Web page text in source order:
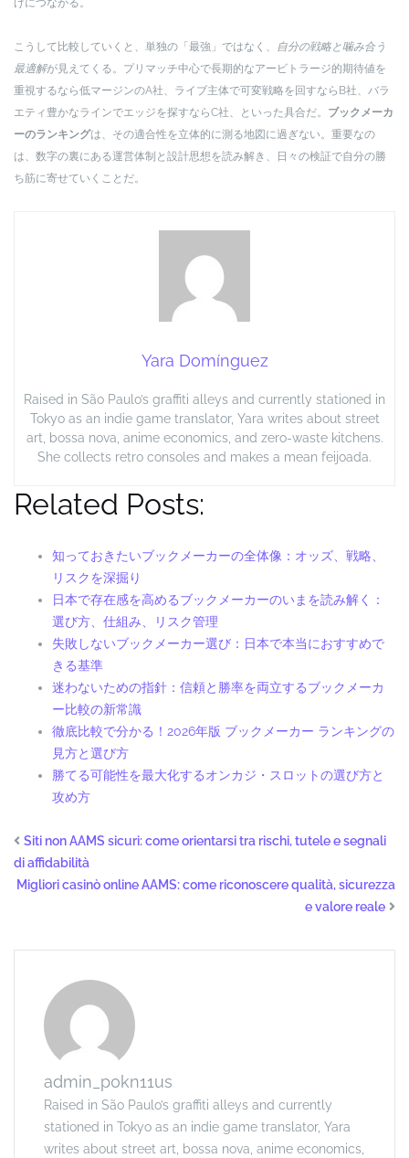
げにつながる。
こうして比較していくと、単独の「最強」ではなく、 自分の戦略と噛み合う
最適解が見えてくる。プリマッチ中心で長期的なアービトラージ的期待値を
重視するなら低マージンのA社、ライブ主体で可変戦略を回すならB社、バラ
エティ豊かなラインでエッジを探すならC社、といった具合だ。 ブックメーカ
ーのランキングは、その適合性を立体的に測る地図に過ぎない。重要なの
は、数字の裏にある運営体制と設計思想を読み解き、日々の検証で自分の勝
ち筋に寄せていくことだ。
Yara Domínguez
Raised in São Paulo’s graffiti alleys and currently stationed in
Tokyo as an indie game translator, Yara writes about street
art, bossa nova, anime economics, and zero-waste kitchens.
She collects retro consoles and makes a mean feijoada.
Related Posts:
知っておきたいブックメーカーの全体像：オッズ、戦略、
リスクを深掘り
日本で存在感を高めるブックメーカーのいまを読み解く：
選び方、仕組み、リスク管理
失敗しないブックメーカー選び：日本で本当におすすめで
きる基準
迷わないための指針：信頼と勝率を両立するブックメーカ
ー比較の新常識
徹底比較で分かる！2026年版 ブックメーカー ランキングの
見方と選び方
勝てる可能性を最大化するオンカジ・スロットの選び方と
攻め方
Siti non AAMS sicuri: come orientarsi tra rischi, tutele e segnali
di affidabilità
Migliori casinò online AAMS: come riconoscere qualità, sicurezza
e valore reale
admin_p0kn11us
Raised in São Paulo’s graffiti alleys and currently
stationed in Tokyo as an indie game translator, Yara
writes about street art, bossa nova, anime economics,